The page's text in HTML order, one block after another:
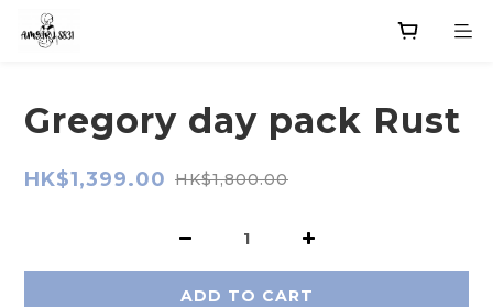
Gregory day pack Rust
HK$1,399.00 HK$1,800.00
ADD TO CART